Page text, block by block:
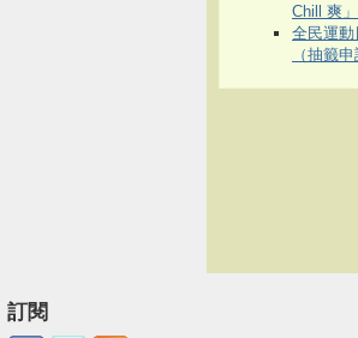
Chill 爽
全民運動
（抽籤
訂閱